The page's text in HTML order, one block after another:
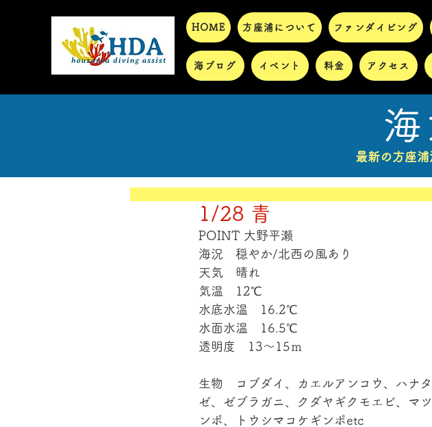
HOME 方座浦について ファンダイビング
海ブログ イベント 料金 アクセス
海
最新の方座浦
1/28 青
POINT 大野平瀬
海況　穏やか/北西の風あり
天気　晴れ
気温　12℃
水底水温　16.2℃
水面水温　16.5℃
透明度　13～15ｍ
生物　コブダイ、カエルアンコウ、ハナ
ゼ、ゼブラガニ、クダヤギクモエビ、マ
ンポ、トウシマコケギンポetc